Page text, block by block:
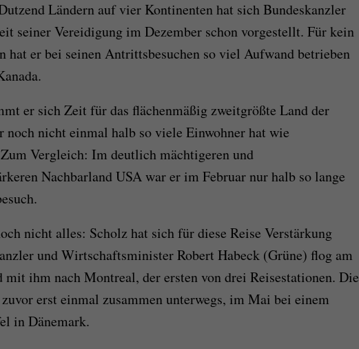
Ländern auf vier Kontinenten hat sich Bundeskanzler
seiner Vereidigung im Dezember schon vorgestellt. Für kein
hat er bei seinen Antrittsbesuchen so viel Aufwand betrieben
er sich Zeit für das flächenmäßig zweitgrößte Land der
noch nicht einmal halb so viele Einwohner hat wie
Vergleich: Im deutlich mächtigeren und
Nachbarland USA war er im Februar nur halb so lange
nicht alles: Scholz hat sich für diese Reise Verstärkung
und Wirtschaftsminister Robert Habeck (Grüne) flog am
mit ihm nach Montreal, der ersten von drei Reisestationen. Die
erst einmal zusammen unterwegs, im Mai bei einem
in Dänemark.